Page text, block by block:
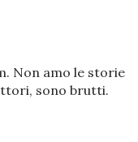
Non amo le storie
sono brutti.